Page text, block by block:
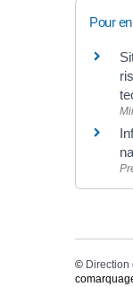
Pour
© Direction